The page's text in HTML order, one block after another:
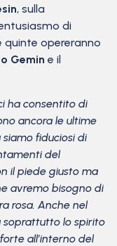
, sulla
di
quinte opereranno
Gemin e il
ha consentito di
ancora le ultime
fiduciosi di
del
il piede giusto ma
avremo bisogno di
rosa. Anche nel
soprattutto lo spirito
all’interno del